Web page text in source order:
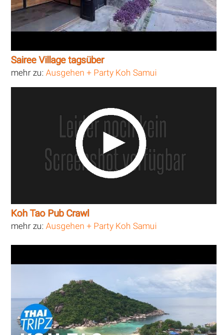
Sairee Village tagsüber
mehr zu:Ausgehen + Party Koh Samui
Koh Tao Pub Crawl
mehr zu:Ausgehen + Party Koh Samui